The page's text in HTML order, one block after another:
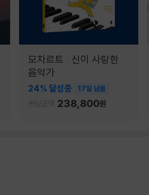
모차르트 : 신이 사랑한
음악가
24% 달성중 17일 남음
펀딩금액 238,800원